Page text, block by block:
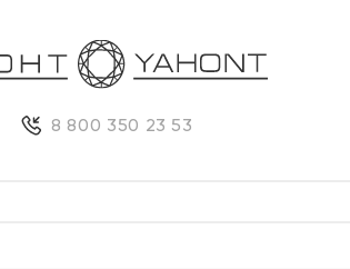
8 800 350 23 53